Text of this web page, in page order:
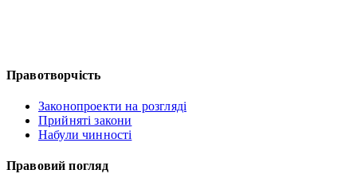
Правотворчість
Законопроекти на розгляді
Прийняті закони
Набули чинності
Правовий погляд